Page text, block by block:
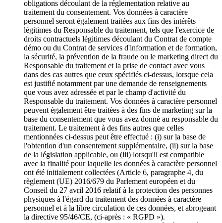
obligations découlant de la réglementation relative au
traitement du consentement. Vos données à caractère
personnel seront également traitées aux fins des intérêts
légitimes du Responsable du traitement, tels que l'exercice de
droits contractuels légitimes découlant du Contrat de compte
démo ou du Contrat de services d'information et de formation,
la sécurité, la prévention de la fraude ou le marketing direct du
Responsable du traitement et la prise de contact avec vous
dans des cas autres que ceux spécifiés ci-dessus, lorsque cela
est justifié notamment par une demande de renseignements
que vous avez adressée et par le champ d'activité du
Responsable du traitement. Vos données à caractère personnel
peuvent également être traitées à des fins de marketing sur la
base du consentement que vous avez donné au responsable du
traitement. Le traitement à des fins autres que celles
mentionnées ci-dessus peut être effectué : (i) sur la base de
l'obtention d'un consentement supplémentaire, (ii) sur la base
de la législation applicable, ou (iii) lorsqu'il est compatible
avec la finalité pour laquelle les données à caractère personnel
ont été initialement collectées (Article 6, paragraphe 4, du
règlement (UE) 2016/679 du Parlement européen et du
Conseil du 27 avril 2016 relatif à la protection des personnes
physiques à l'égard du traitement des données à caractère
personnel et à la libre circulation de ces données, et abrogeant
la directive 95/46/CE, (ci-après : « RGPD »).